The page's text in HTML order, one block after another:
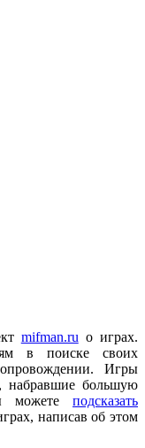
новости для
иной форме
в целом.
Mod. Много
mifman.ru о играх.
в поиске своих
Игры
набравшие большую
можете подсказать
написав об этом